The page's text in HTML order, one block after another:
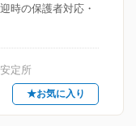
時の保護者対応・
定所
★お気に入り